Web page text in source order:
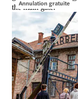
Annulation gratuite
the main gate.